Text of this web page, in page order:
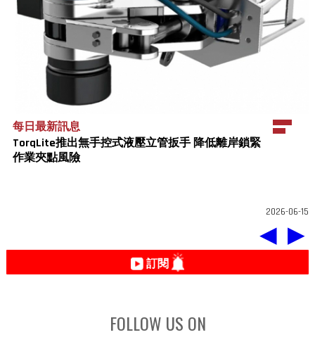
每日最新訊息
TorqLite推出無手控式液壓立管扳手 降低離岸鎖緊
作業夾點風險
2026-06-15
◀ ▶
訂閱
FOLLOW US ON